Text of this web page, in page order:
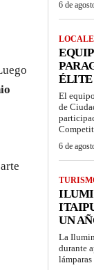
6 de
ÉLITE
El
de
6 de
UN
La
durante